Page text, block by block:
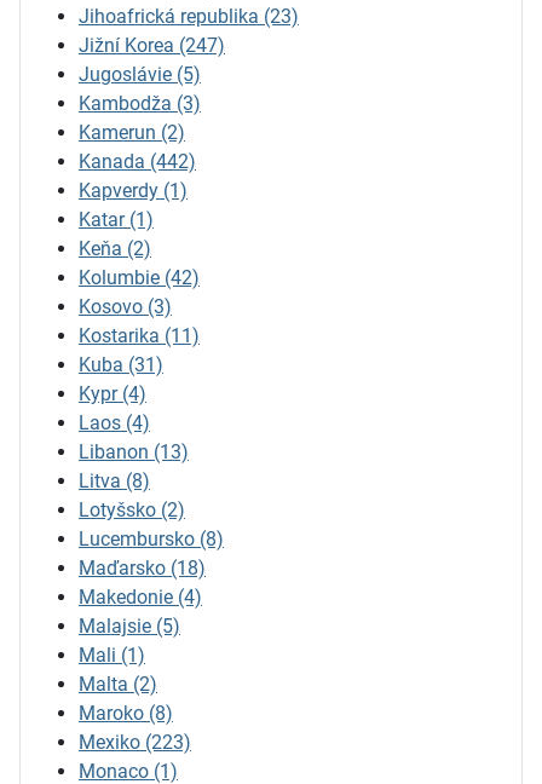
Jihoafrická republika (23)
Jižní Korea (247)
Jugoslávie (5)
Kambodža (3)
Kamerun (2)
Kanada (442)
Kapverdy (1)
Katar (1)
Keňa (2)
Kolumbie (42)
Kosovo (3)
Kostarika (11)
Kuba (31)
Kypr (4)
Laos (4)
Libanon (13)
Litva (8)
Lotyšsko (2)
Lucembursko (8)
Maďarsko (18)
Makedonie (4)
Malajsie (5)
Mali (1)
Malta (2)
Maroko (8)
Mexiko (223)
Monaco (1)